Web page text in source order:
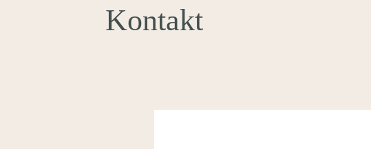
Kontakt